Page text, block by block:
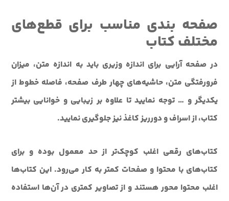
صفحه بندی مناسب برای قطع‌های
مختلف کتاب
در صفحه آرايي براي اندازه وزیری بايد به اندازه متن، ميزان
فرورفتگي متن، حاشيه‌هاي چهار طرف صفحه، فاصله خطوط از
يکديگر و … توجه نماييد تا علاوه بر زيبايي و خوانايي بيشتر
کتاب، از اسراف و دورريز کاغذ نيز جلوگيري نماييد.
کتاب‌هاي رقعي اغلب کوچک‌تر از حد معمول بوده و براي
کتاب‌هاي با محتوا و صفحات کمتر به کار مي‌رود. اين کتاب‌ها
اغلب محتوا محور هستند و از تصاوير کمتري در آن‌ها استفاده